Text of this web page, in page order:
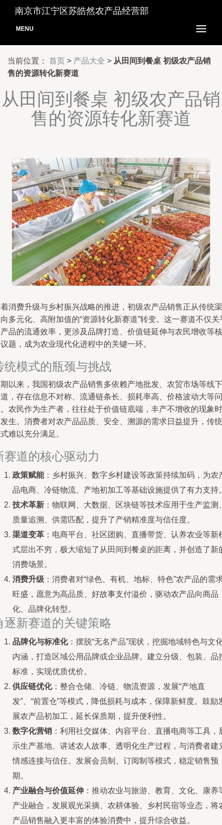
南京市江宁区苏皓然农产品经营部
MENU
当前位置： 首页 > 产品大全 > 从田间到餐桌 初级农产品销
售的资源转化新赛道
从田间到餐桌 初级农产品销
售的资源转化新赛道
消费升级与乡村振兴战略的推进，初级农产品销售正从传统渠
多元化、高附加值的“资源转化新赛道”转变。这一赛道不仅关
品的流通效率，更涉及品牌打造、价值链延伸与农民增收等核
题，成为农业现代化进程中的关键一环。
统模式的瓶颈与挑战
以来，我国初级农产品销售多依赖产地批发、农贸市场等线下
，存在信息不对称、流通链条长、损耗率高、价格波动大等问
农民作为生产者，往往处于价值链底端，丰产不增收的现象时
生。消费者对农产品品质、安全、溯源的需求日益提升，传统
难以充分满足。
赛道的核心驱动力
政策赋能：乡村振兴、数字乡村建设等政策持续加码，为农
品电商、冷链物流、产地初加工等基础设施提供了有力支持
技术革新 ：物联网、大数据、区块链等技术应用于生产监测
质量追溯、供需匹配，提升了产销精准度与信任度。
渠道变革 ：电商平台、社区团购、直播带货、认养农业等新
式层出不穷，极大缩短了从田间到餐桌的距离，并创造了新
消费场景。
消费升级 ：消费者对“绿色、有机、地标、特色”农产品的需
旺盛，愿意为高品质、好故事支付溢价，驱动农产品向商品
化、品牌化转型。
逐新赛道的关键策略
品牌化与标准化：摆脱“无名产品”现状，挖掘地域特色与文
内涵，打造区域公用品牌或企业品牌。建立分级、包装、品
标准，实现优质优价。
供应链优化：整合仓储、冷链、物流资源，发展“产地直
发”、“前置仓”等模式，降低损耗与成本，保障新鲜度。鼓励
展农产品初加工，延长保质期，提升便利性。
数字化营销 ：利用社交媒体、内容平台、直播电商等工具，
示生产基地、讲述农人故事、透明化生产过程，与消费者建
情感连接与信任。发展会员制、订阅制等模式，稳定销售预
期。
产业融合与价值延伸 ：推动农业与旅游、教育、文化、康养
产业融合，发展观光采摘、农耕体验、乡村民宿等业态，将
产品销售融入更丰富的体验消费中，提升综合收益。